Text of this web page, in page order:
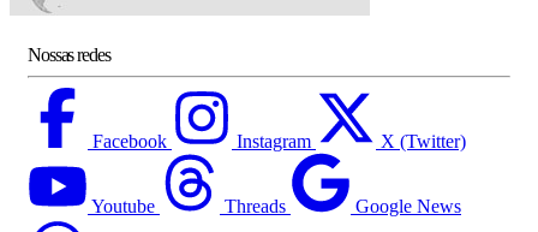
Nossas redes
Facebook Instagram X (Twitter)
Youtube Threads Google News